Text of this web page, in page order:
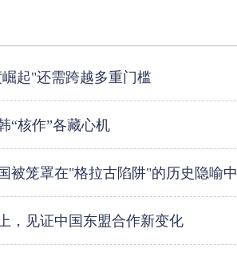
起"还需跨越多重门槛
“核作”各藏心机
被笼罩在"格拉古陷阱"的历史隐喻中
，见证中国东盟合作新变化